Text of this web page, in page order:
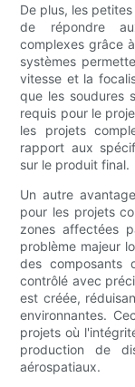
De plus, les
de répondre
complexes grâce
systèmes
vitesse et la
que les soudures
requis pour le
les projets
rapport aux
sur le produit final.
Un autre
pour les projets
zones affectées
problème majeur
des composants
contrôlé avec
est créée,
environnantes.
projets où
production de
aérospatiaux.